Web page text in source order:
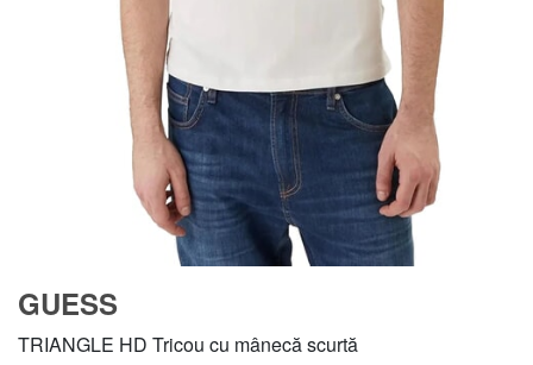
GUESS
TRIANGLE HD Tricou cu mânecă scurtă